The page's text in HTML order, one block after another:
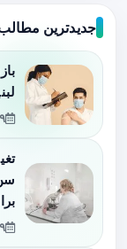
جدیدترین